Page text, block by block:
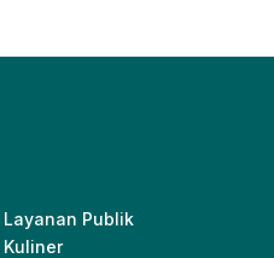
Layanan Publik
Kuliner